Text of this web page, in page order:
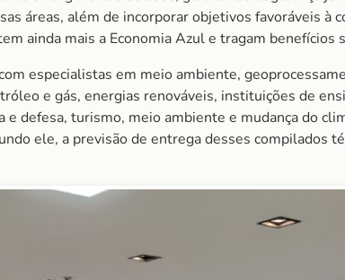
áreas, além de incorporar objetivos favoráveis à
ainda mais a Economia Azul e tragam
especialistas em meio ambiente,
e gás, energias renováveis, instituições de
defesa, turismo, meio ambiente e mudança do
ele, a previsão de entrega desses compilados